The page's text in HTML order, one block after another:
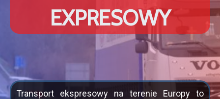
EXPRESOWY
Transport ekspresowy na terenie Europy to